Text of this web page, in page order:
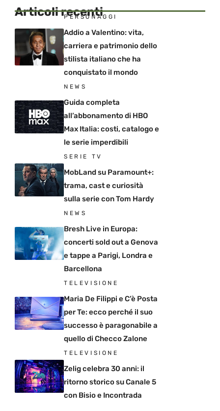
Articoli recenti
PERSONAGGI
Addio a Valentino: vita,
carriera e patrimonio dello
stilista italiano che ha
conquistato il mondo
NEWS
Guida completa
all’abbonamento di HBO
Max Italia: costi, catalogo e
le serie imperdibili
SERIE TV
MobLand su Paramount+:
trama, cast e curiosità
sulla serie con Tom Hardy
NEWS
Bresh Live in Europa:
concerti sold out a Genova
e tappe a Parigi, Londra e
Barcellona
TELEVISIONE
Maria De Filippi e C’è Posta
per Te: ecco perché il suo
successo è paragonabile a
quello di Checco Zalone
TELEVISIONE
Zelig celebra 30 anni: il
ritorno storico su Canale 5
con Bisio e Incontrada